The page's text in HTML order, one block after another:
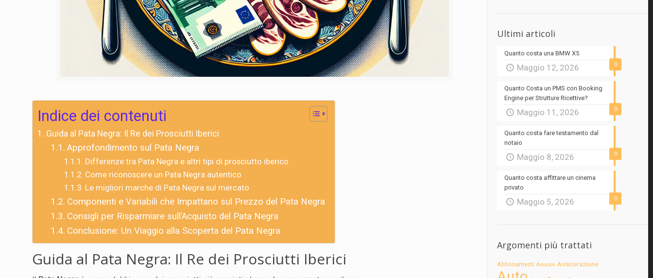
Indice dei contenuti
Guida al Pata Negra: Il Re dei Prosciutti Iberici
Approfondimento sul Pata Negra
Differenze tra Pata Negra e altri tipi di prosciutto iberico
Come riconoscere un Pata Negra autentico
Le migliori marche di Pata Negra sul mercato
Componenti e Variabili che Impattano sul Prezzo del Pata Negra
Consigli per Risparmiare sull’Acquisto del Pata Negra
Conclusione: Un Viaggio alla Scoperta del Pata Negra
Guida al Pata Negra: Il Re dei Prosciutti Iberici
Ultimi articoli
0
Quanto costa una BMW X5
Maggio 12, 2026
0
Quanto Costa un PMS con Booking
Engine per Strutture Ricettive?
Maggio 11, 2026
0
Quanto costa fare testamento dal
notaio
Maggio 8, 2026
0
Quanto costa affittare un cinema
privato
Maggio 5, 2026
Argomenti più trattati
Abbonamenti Amazon Assicurazione